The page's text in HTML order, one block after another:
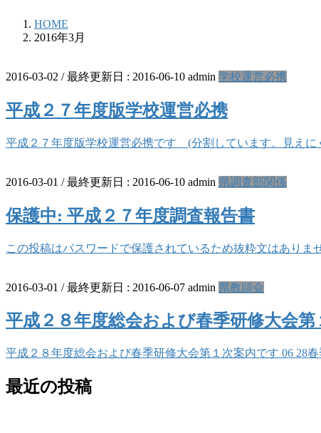
HOME
2016年3月
2016-03-02 / 最終更新日 : 2016-06-10 admin 学校運営必携
平成２７年度版学校運営必携
平成２７年度版学校運営必携です (分割しています。見え
2016-03-01 / 最終更新日 : 2016-06-10 admin 県調査部関係
保護中: 平成２７年度調査報告書
この投稿はパスワードで保護されているため抜粋文はありま
2016-03-01 / 最終更新日 : 2016-06-07 admin 県教頭会
平成２８年度総会および春季研修大会第
平成２８年度総会および春季研修大会第１次案内です 06 28
最近の投稿